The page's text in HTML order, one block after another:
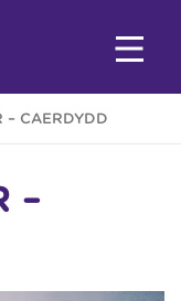
– CAERDYDD
–